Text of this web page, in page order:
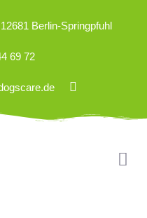
Berlin-Springpfuhl
69 72